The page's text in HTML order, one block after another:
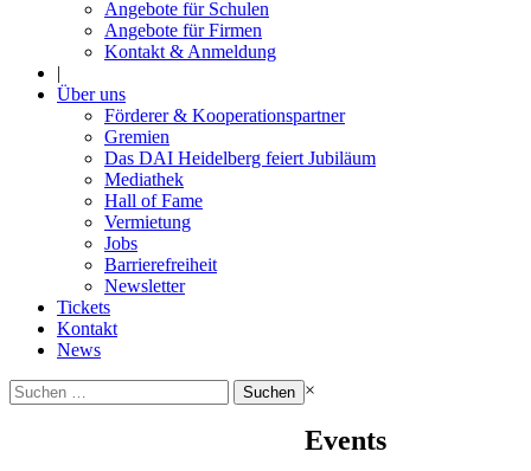
Angebote für Schulen
Angebote für Firmen
Kontakt & Anmeldung
|
Über uns
Förderer & Kooperationspartner
Gremien
Das DAI Heidelberg feiert Jubiläum
Mediathek
Hall of Fame
Vermietung
Jobs
Barrierefreiheit
Newsletter
Tickets
Kontakt
News
Suchen
nach:
×
Events